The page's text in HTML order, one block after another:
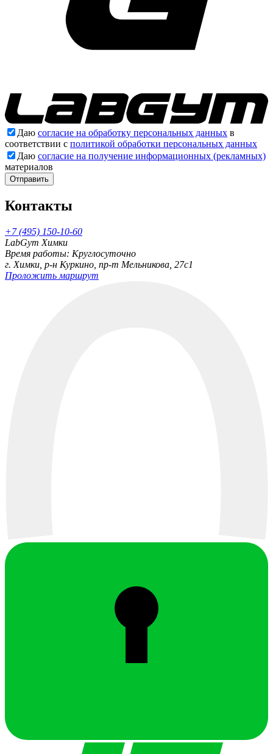
Даю согласие на обработку персональных данных в
соответствии с политикой обработки персональных данных
Даю согласие на получение информационных (рекламных)
материалов
Отправить
Контакты
+7 (495) 150-10-60
LabGym Химки
Время работы: Круглосуточно
г. Химки, р-н Куркино, пр-т Мельникова, 27c1
Проложить маршрут